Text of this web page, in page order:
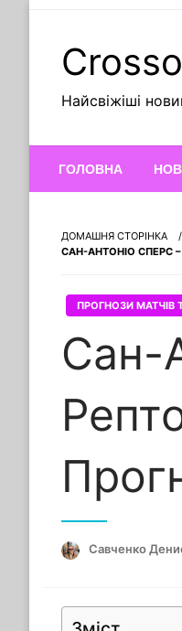
Найсвіжіші
ГОЛОВНА
ДОМАШНЯ СТОРІНКА
САН-АНТОНІО СПЕРС
ПРОГНОЗИ МАТЧІВ
Сан-
Савченко